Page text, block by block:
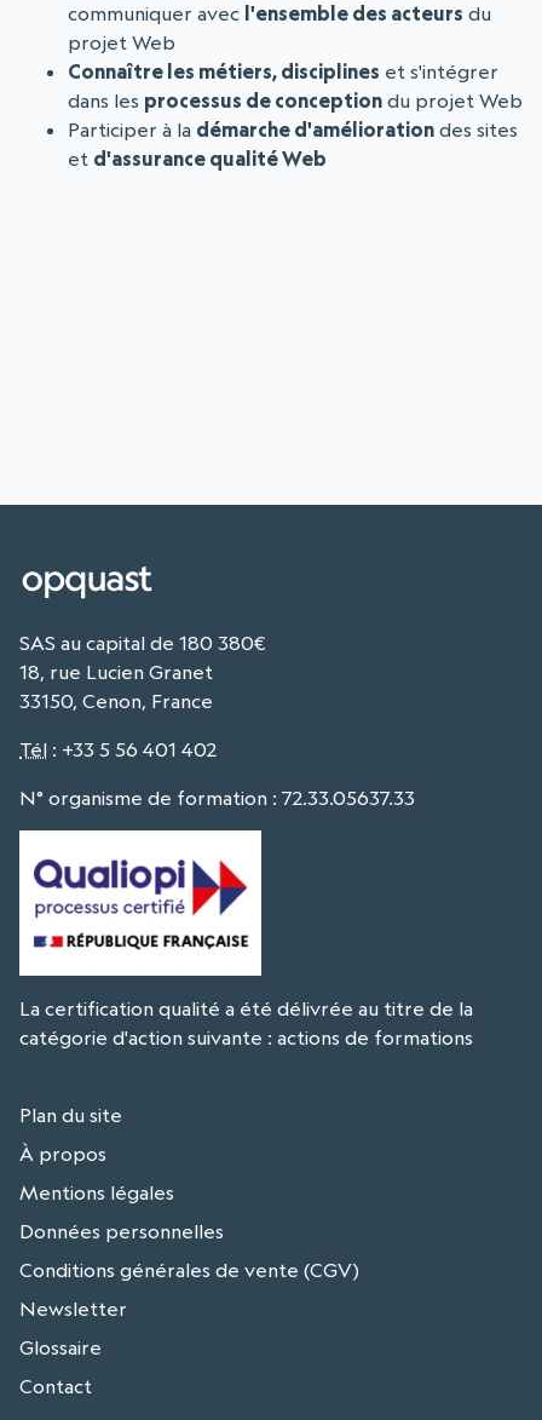
communiquer avec l'ensemble des acteurs du
projet Web
Connaître les métiers, disciplines et s'intégrer
dans les processus de conception du projet Web
Participer à la démarche d'amélioration des sites
et d'assurance qualité Web
SAS au capital de 180 380€
18, rue Lucien Granet
33150, Cenon, France
Tél : +33 5 56 401 402
N° organisme de formation : 72.33.05637.33
La certification qualité a été délivrée au titre de la
catégorie d'action suivante : actions de formations
Plan du site
À propos
Mentions légales
Données personnelles
Conditions générales de vente (CGV)
Newsletter
Glossaire
Contact